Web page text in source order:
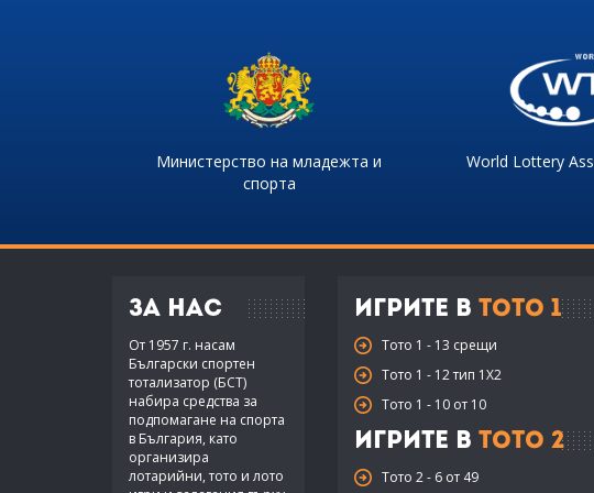
Министерство на младежта и
спорта
World Lottery
За нас
От 1957 г. насам
Български спортен
тотализатор (БСТ)
набира средства за
подпомагане на спорта
в България, като
организира
лотарийни, тото и лото
Игрите в Тото 1
Тото 1 - 13 срещи
Тото 1 - 12 тип 1X2
Тото 1 - 10 от 10
Игрите в Тото 2
Тото 2 - 6 от 49